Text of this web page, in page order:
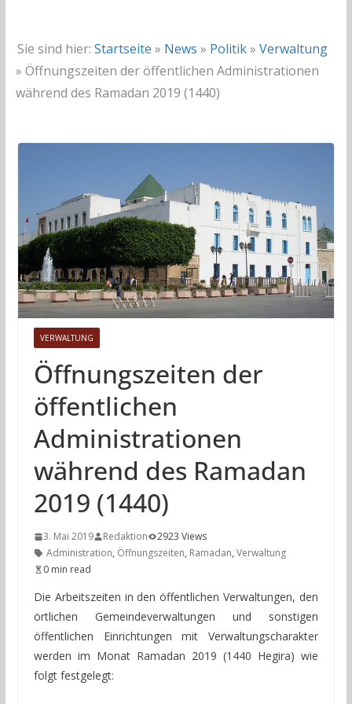
Sie sind hier: Startseite » News » Politik» Verwaltung
» Öffnungszeiten der öffentlichen Administrationen
während des Ramadan 2019 (1440)
VERWALTUNG
Öffnungszeiten der
öffentlichen
Administrationen
während des Ramadan
2019 (1440)
3. Mai 2019 Redaktion
2923 Views
Administration, Öffnungszeiten, Ramadan, Verwaltung
0 min read
Die Arbeitszeiten in den öffentlichen Verwaltungen, den
örtlichen Gemeindeverwaltungen und sonstigen
öffentlichen Einrichtungen mit Verwaltungscharakter
werden im Monat Ramadan 2019 (1440 Hegira) wie
folgt festgelegt: